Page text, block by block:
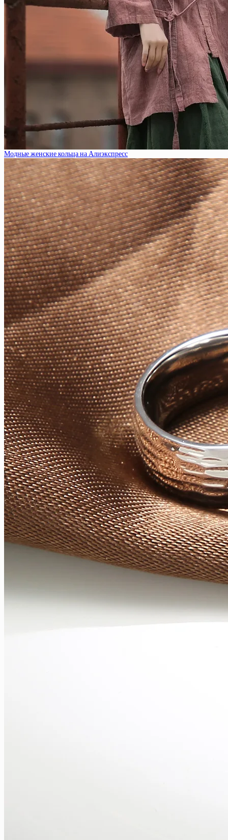
Модные женские кольца на Алиэкспресс